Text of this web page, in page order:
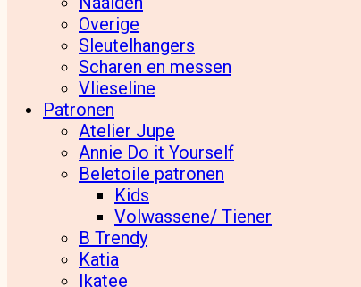
Overige
Sleutelhangers
Scharen en messen
Vlieseline
Patronen
Atelier Jupe
Annie Do it Yourself
Beletoile patronen
Kids
Volwassene/ Tiener
B Trendy
Katia
Ikatee